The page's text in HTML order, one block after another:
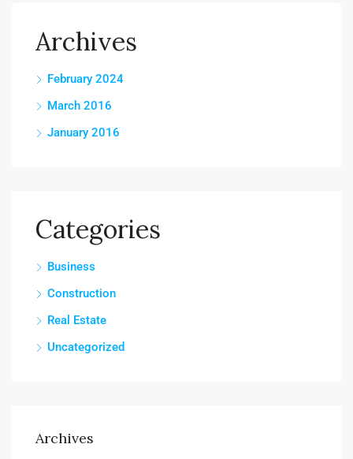
Archives
February 2024
March 2016
January 2016
Categories
Business
Construction
Real Estate
Uncategorized
Archives